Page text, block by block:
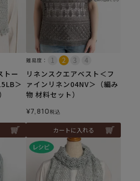
トー
＞
難易度：
リネンスクエアベスト＜フ
ァインリネン04NV＞（編み
物 材料セット）
¥7,810税込
カートに入れる